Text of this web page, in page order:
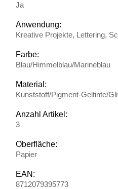
Ja
Anwendung:
Kreative Projekte, Lettering,
Farbe:
Blau/Himmelblau/Marineblau
Material:
Kunststoff/Pigment-Geltinte/
Anzahl Artikel:
3
Oberfläche:
Papier
EAN:
8712079395773